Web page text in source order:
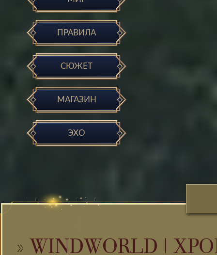
ПРАВИЛА
СЮЖЕТ
МАГАЗИН
ЭХО
» WINDWORLD |